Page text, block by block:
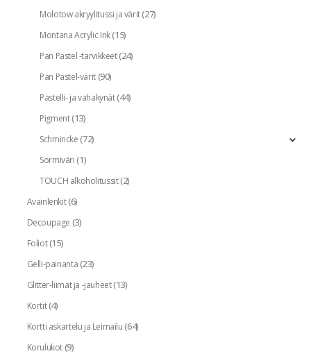
Molotow akryylitussi ja värit(27)
Montana Acrylic Ink(15)
Pan Pastel -tarvikkeet(24)
Pan Pastel-värit(90)
Pastelli- ja vahakynät(44)
Pigment(13)
Schmincke(72)
Sormiväri(1)
TOUCH alkoholitussit(2)
Avainlenkit(6)
Decoupage (3)
Foliot(15)
Gelli-painanta(23)
Glitter-liimat ja -jauheet(13)
Kortit(4)
Kortti askartelu ja Leimailu(64)
Korulukot(9)